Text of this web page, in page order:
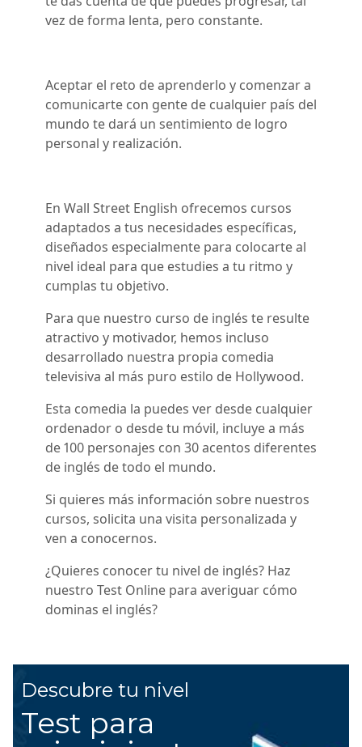
vez de forma lenta, pero constante.
Aceptar el reto de aprenderlo y comenzar a
comunicarte con gente de cualquier país del
mundo te dará un sentimiento de logro
personal y realización.
En Wall Street English ofrecemos cursos
adaptados a tus necesidades específicas,
diseñados especialmente para colocarte al
nivel ideal para que estudies a tu ritmo y
cumplas tu objetivo.
Para que nuestro curso de inglés te resulte
atractivo y motivador, hemos incluso
desarrollado nuestra propia comedia
televisiva al más puro estilo de Hollywood.
Esta comedia la puedes ver desde cualquier
ordenador o desde tu móvil, incluye a más
de 100 personajes con 30 acentos diferentes
de inglés de todo el mundo.
Si quieres más información sobre nuestros
cursos, solicita una visita personalizada y
ven a conocernos.
¿Quieres conocer tu nivel de inglés? Haz
nuestro Test Online para averiguar cómo
dominas el inglés?